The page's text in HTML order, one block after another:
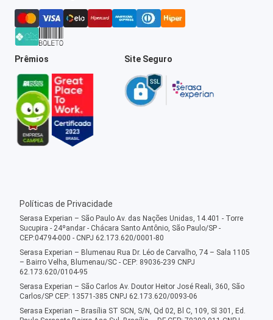
Prêmios Site Seguro
Políticas de Privacidade
Serasa Experian – São Paulo Av. das Nações Unidas, 14.401 - Torre
Sucupira - 24ºandar - Chácara Santo Antônio, São Paulo/SP -
CEP:04794-000 - CNPJ 62.173.620/0001-80
Serasa Experian – Blumenau Rua Dr. Léo de Carvalho, 74 – Sala 1105
– Bairro Velha, Blumenau/SC - CEP: 89036-239 CNPJ
62.173.620/0104-95
Serasa Experian – São Carlos Av. Doutor Heitor José Reali, 360, São
Carlos/SP CEP: 13571-385 CNPJ 62.173.620/0093-06
Serasa Experian – Brasília ST SCN, S/N, Qd 02, Bl C, 109, Sl 301, Ed.